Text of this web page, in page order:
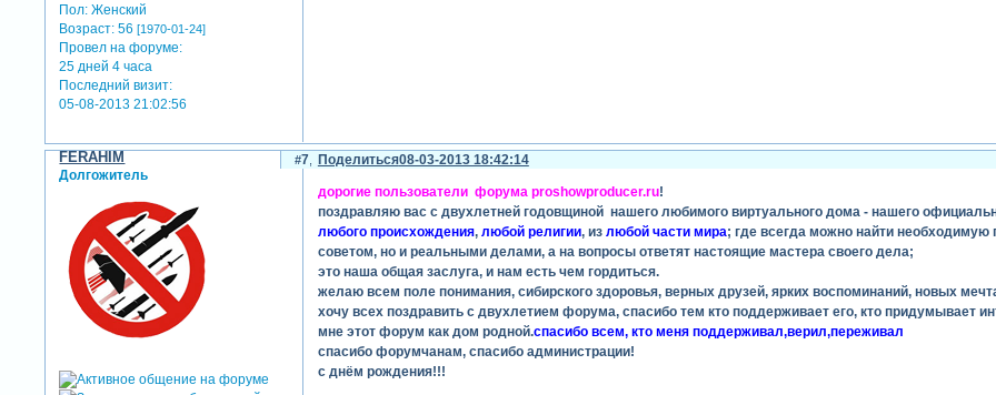
Пол: Женский
Возраст: 56[1970-01-24]
Провел на форуме:
25 дней 4 часа
Последний визит:
05-08-2013 21:02:56
Поделиться
7 08-03-2013 18:42:14
FERAHIM
Долгожитель
дорогие пользователи форума proshowproducer.ru!
поздравляю вас с двухлетней годовщиной нашего любимого виртуального дома - нашего
любого происхождения, любой религии, из любой части мира; где всегда можно найти необходимую
советом, но и реальными делами, а на вопросы ответят настоящие мастера своего дела;
это наша общая заслуга, и нам есть чем гордиться.
желаю всем поле понимания, сибирского здоровья, верных друзей, ярких воспоминаний, новых
хочу всех поздравить с двухлетием форума, спасибо тем кто поддерживает его, кто придумывает
мне этот форум как дом родной.спасибо всем, кто меня поддерживал,верил,переживал
спасибо форумчанам, спасибо администрации!
c днём рождения!!!